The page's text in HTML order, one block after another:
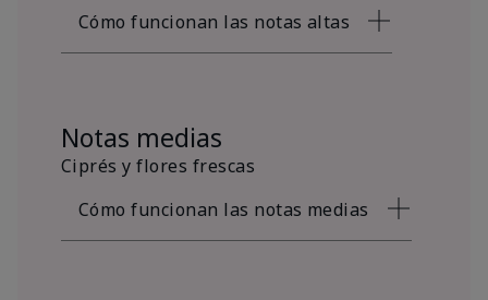
Cómo funcionan las notas altas
Notas medias
Ciprés y flores frescas
Cómo funcionan las notas medias